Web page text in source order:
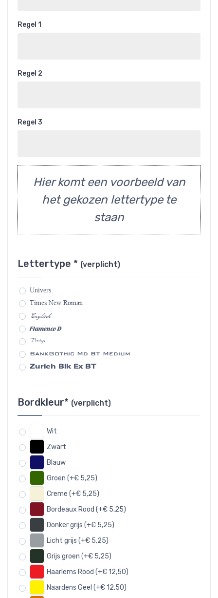
Regel 1
Regel 2
Regel 3
Hier komt een voorbeeld van
het gekozen lettertype te
staan
Lettertype * (verplicht)
Univers
Times New Roman
Englisch
Flamenco D
Pentip
BankGothic Md BT Medium
Zurich Blk Ex BT
Bordkleur* (verplicht)
Wit
Zwart
Blauw
Groen (+€ 5,25)
Creme (+€ 5,25)
Bordeaux Rood (+€ 5,25)
Donker grijs (+€ 5,25)
Licht grijs (+€ 5,25)
Grijs groen (+€ 5,25)
Haarlems Rood (+€ 12,50)
Naardens Geel (+€ 12,50)